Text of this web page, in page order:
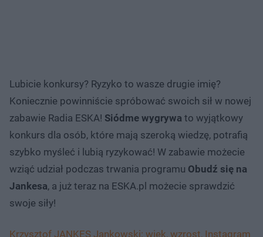
Lubicie konkursy? Ryzyko to wasze drugie imię?
Koniecznie powinniście spróbować swoich sił w nowej
zabawie Radia ESKA! Siódme wygrywa to wyjątkowy
konkurs dla osób, które mają szeroką wiedzę, potrafią
szybko myśleć i lubią ryzykować! W zabawie możecie
wziąć udział podczas trwania programu Obudź się na
Jankesa, a już teraz na ESKA.pl możecie sprawdzić
swoje siły!
Krzysztof JANKES Jankowski: wiek, wzrost, Instagram